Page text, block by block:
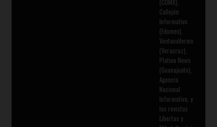
Callejón
Informativo
(Edomex),
VentanaVermx
(Veracruz),
Platino News
(Guanajuato),
Agencia
Nacional
Informativa, y
las revistas
Libertas y